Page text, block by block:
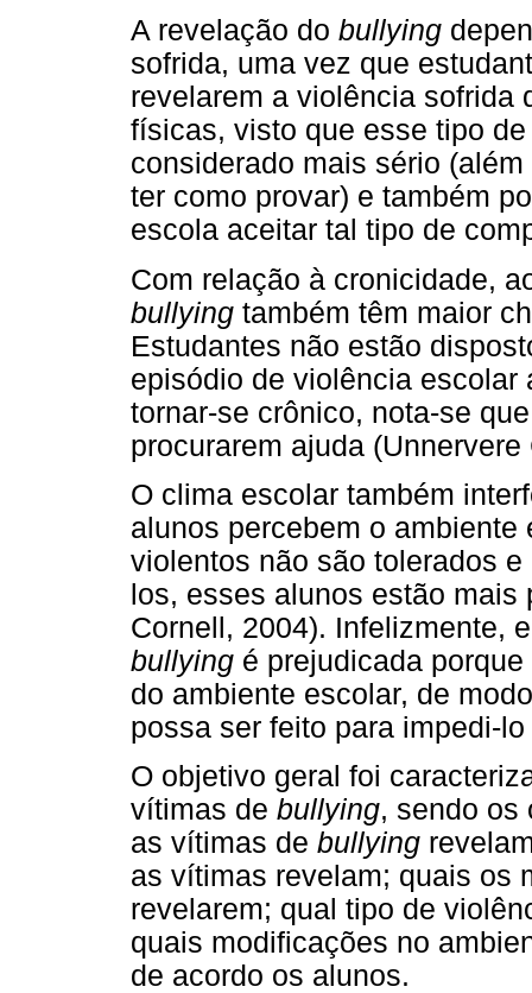
A revelação do bullying
sofrida, uma vez que
revelarem a violência sofrida
físicas, visto que esse tipo
considerado mais sério
ter como provar) e também
escola aceitar tal tipo de
Com relação à cronicidade,
bullying também têm maior
Estudantes não estão
episódio de violência escolar
tornar-se crônico, nota-se
procurarem ajuda
O clima escolar também
alunos percebem o
violentos não são tolerados
los, esses alunos estão mais
Cornell, 2004). Infelizmente,
bullying é prejudicada
do ambiente escolar, de
possa ser feito para impedi-
O objetivo geral foi
vítimas de bullying, sendo os
as vítimas de bullying
as vítimas revelam; quais os
revelarem; qual tipo de
quais modificações no
de acordo os alunos.